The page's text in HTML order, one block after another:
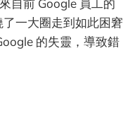
自前 Google 員工的
一大圈走到如此困窘
的失靈，導致錯